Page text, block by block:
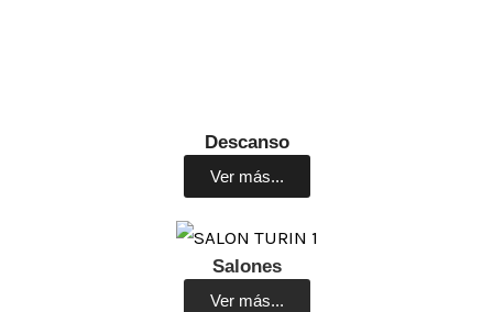
Descanso
Ver más...
Salones
Ver más...